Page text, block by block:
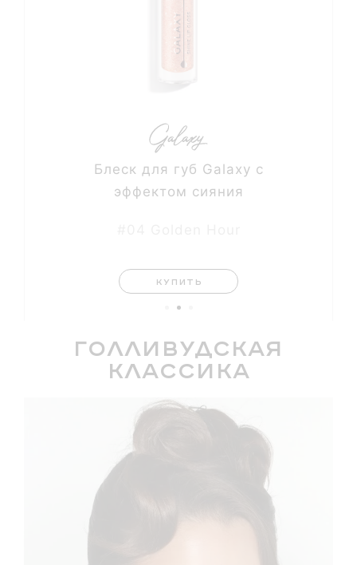
Блеск для губ Galaxy с
эффектом сияния
КУПИТЬ
Голливудская
классика